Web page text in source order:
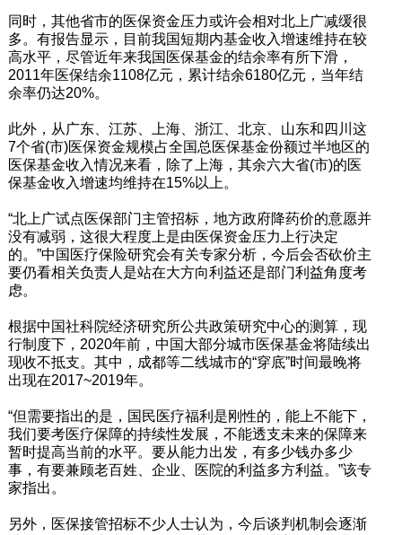
同时，其他省市的医保资金压力或许会相对北上广减缓很
多。有报告显示，目前我国短期内基金收入增速维持在较
高水平，尽管近年来我国医保基金的结余率有所下滑，
2011年医保结余1108亿元，累计结余6180亿元，当年结
余率仍达20%。
此外，从广东、江苏、上海、浙江、北京、山东和四川这
7个省(市)医保资金规模占全国总医保基金份额过半地区的
医保基金收入情况来看，除了上海，其余六大省(市)的医
保基金收入增速均维持在15%以上。
“北上广试点医保部门主管招标，地方政府降药价的意愿并
没有减弱，这很大程度上是由医保资金压力上行决定
的。”中国医疗保险研究会有关专家分析，今后会否砍价主
要仍看相关负责人是站在大方向利益还是部门利益角度考
虑。
根据中国社科院经济研究所公共政策研究中心的测算，现
行制度下，2020年前，中国大部分城市医保基金将陆续出
现收不抵支。其中，成都等二线城市的“穿底”时间最晚将
出现在2017~2019年。
“但需要指出的是，国民医疗福利是刚性的，能上不能下，
我们要考医疗保障的持续性发展，不能透支未来的保障来
暂时提高当前的水平。要从能力出发，有多少钱办多少
事，有要兼顾老百姓、企业、医院的利益多方利益。”该专
家指出。
另外，医保接管招标不少人士认为，今后谈判机制会逐渐